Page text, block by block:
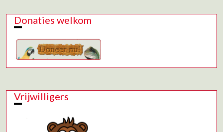
Donaties welkom
Vrijwilligers